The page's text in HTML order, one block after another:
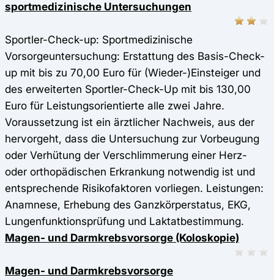
sportmedizinische Untersuchungen
Sportler-Check-up: Sportmedizinische
Vorsorgeuntersuchung: Erstattung des Basis-Check-
up mit bis zu 70,00 Euro für (Wieder-)Einsteiger und
des erweiterten Sportler-Check-Up mit bis 130,00
Euro für Leistungsorientierte alle zwei Jahre.
Voraussetzung ist ein ärztlicher Nachweis, aus der
hervorgeht, dass die Untersuchung zur Vorbeugung
oder Verhütung der Verschlimmerung einer Herz-
oder orthopädischen Erkrankung notwendig ist und
entsprechende Risikofaktoren vorliegen. Leistungen:
Anamnese, Erhebung des Ganzkörperstatus, EKG,
Lungenfunktionsprüfung und Laktatbestimmung.
Magen- und Darmkrebsvorsorge (Koloskopie)
Magen- und Darmkrebsvorsorge